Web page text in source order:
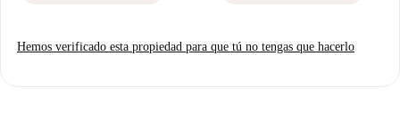
Hemos verificado esta propiedad para que tú no tengas que hacerlo